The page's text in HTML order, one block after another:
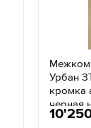
Урбан
кромка
черная
черный